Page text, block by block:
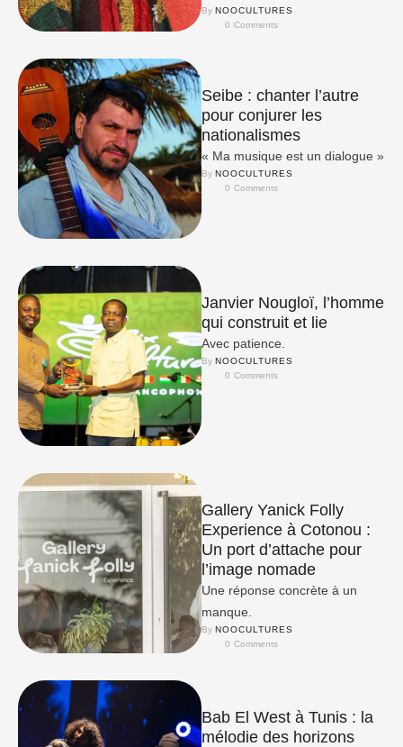
By NOOCULTURES
0 Comments
Seibe : chanter l’autre
pour conjurer les
nationalismes
« Ma musique est un dialogue »
By NOOCULTURES
0 Comments
Janvier Nougloï, l’homme
qui construit et lie
Avec patience.
By NOOCULTURES
0 Comments
Gallery Yanick Folly
Experience à Cotonou :
Un port d’attache pour
l’image nomade
Une réponse concrète à un
manque.
By NOOCULTURES
0 Comments
Bab El West à Tunis : la
mélodie des horizons